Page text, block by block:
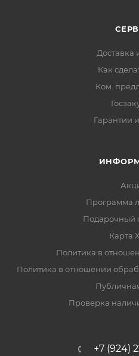
Доставка
Как
Ком.
Гарантии
Программа
Подарочный
Карта
Политика в
Политика в отношении
Проверка
+7 (924)